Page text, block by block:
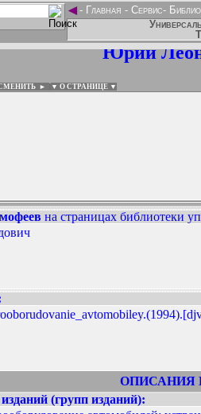
◄- Главная - Сервис-
Юрий
► ▼ О СТРАНИЦЕ ▼
Ершов...
на страницах библиотеки
ОПИСАНИЯ
(групп изданий):